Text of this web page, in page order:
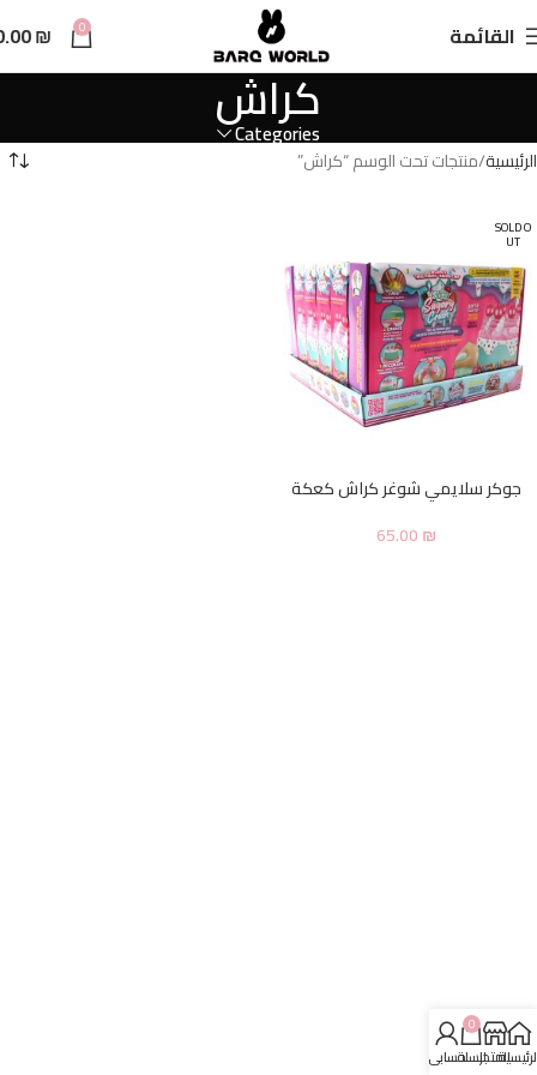
القائمة 0
₪
كراش
Categories
الرئيسية منتجات تحت الوسم “كراش”
SOLD O
UT
جوكر سلايمي شوغر كراش كعكة
65.00₪
المتجر
0
السلةحسابي